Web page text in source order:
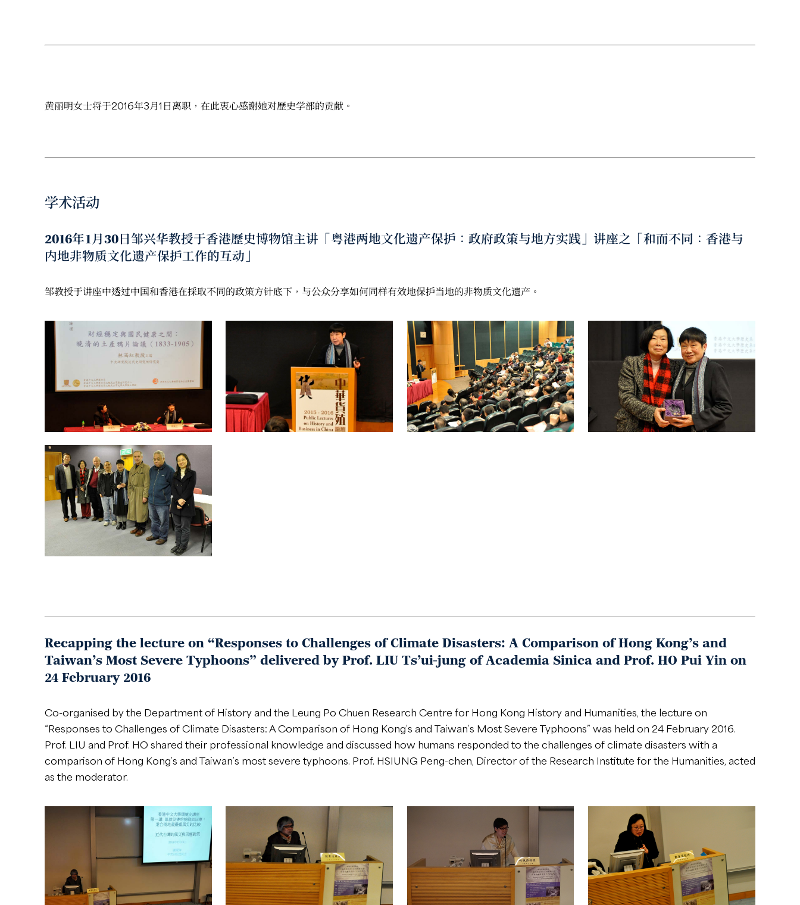
黄丽明女士将于2016年3月1日离职，在此衷心感谢她对歷史学部的贡献。
学术活动
2016年1月30日邹兴华教授于香港歷史博物馆主讲「粤港两地文化遗产保护：政府政策与地方实践」讲座之「和而不同：香港与
内地非物质文化遗产保护工作的互动」
邹教授于讲座中透过中国和香港在採取不同的政策方针底下，与公众分享如何同样有效地保护当地的非物质文化遗产。
Recapping the lecture on “Responses to Challenges of Climate Disasters: A Comparison of Hong Kong’s and
Taiwan’s Most Severe Typhoons” delivered by Prof. LIU Ts’ui-jung of Academia Sinica and Prof. HO Pui Yin on
24 February 2016
Co-organised by the Department of History and the Leung Po Chuen Research Centre for Hong Kong History and Humanities, the lecture on
“Responses to Challenges of Climate Disasters: A Comparison of Hong Kong’s and Taiwan’s Most Severe Typhoons” was held on 24 February 2016.
Prof. LIU and Prof. HO shared their professional knowledge and discussed how humans responded to the challenges of climate disasters with a
comparison of Hong Kong’s and Taiwan’s most severe typhoons. Prof. HSIUNG Peng-chen, Director of the Research Institute for the Humanities, acted
as the moderator.